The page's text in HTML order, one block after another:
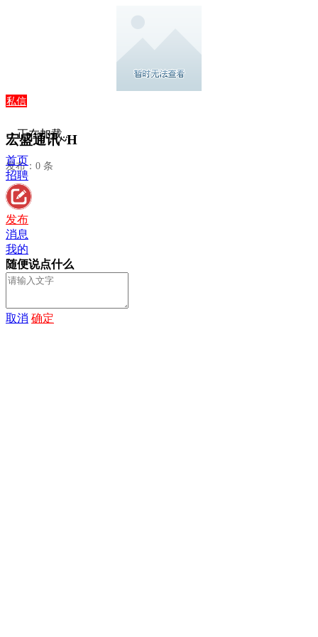
私信
宏盛通讯~H
发布：0 条
正在加载...
首页
招聘
发布
消息
我的
随便说点什么
取消 确定